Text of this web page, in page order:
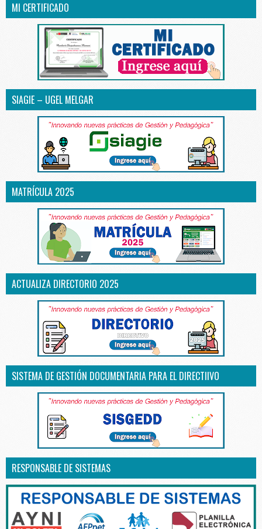
MI CERTIFICADO
SIAGIE – UGEL MELGAR
MATRÍCULA 2025
ACTUALIZA DIRECTORIO 2025
SISTEMA DE GESTIÓN DOCUMENTARIA PARA EL DIRECTIIVO
RESPONSABLE DE SISTEMAS